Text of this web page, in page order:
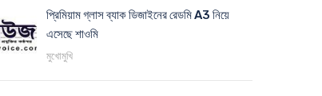
প্রিমিয়াম গ্লাস ব্যাক ডিজাইনের রেডমি A3 নিয়ে
এসেছে শাওমি
মুখোমুখি